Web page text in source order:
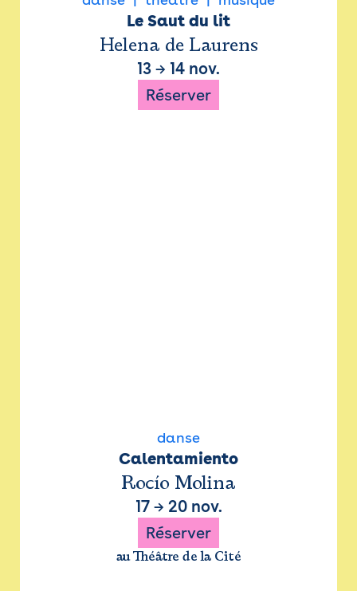
Le Saut du lit
Helena de Laurens
13 → 14 nov.
Réserver
danse
Calentamiento
Rocío Molina
17→ 20 nov.
Réserver
au Théâtre de la Cité